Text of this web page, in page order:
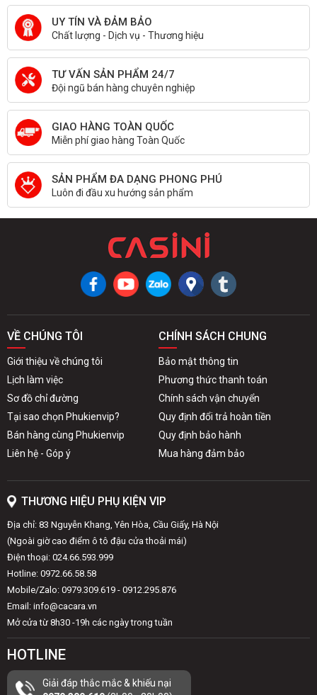
UY TÍN VÀ ĐẢM BẢO
Chất lượng - Dịch vụ - Thương hiệu
TƯ VẤN SẢN PHẨM 24/7
Đội ngũ bán hàng chuyên nghiệp
GIAO HÀNG TOÀN QUỐC
Miễn phí giao hàng Toàn Quốc
SẢN PHẨM ĐA DẠNG PHONG PHÚ
Luôn đi đầu xu hướng sản phẩm
VỀ CHÚNG TÔI
Giới thiệu về chúng tôi
Lịch làm việc
Sơ đồ chỉ đường
Tại sao chọn Phukienvip?
Bán hàng cùng Phukienvip
Liên hệ - Góp ý
CHÍNH SÁCH CHUNG
Bảo mật thông tin
Phương thức thanh toán
Chính sách vận chuyển
Quy định đổi trả hoàn tiền
Quy định bảo hành
Mua hàng đảm bảo
THƯƠNG HIỆU PHỤ KIỆN VIP
Địa chỉ: 83 Nguyễn Khang, Yên Hòa, Cầu Giấy, Hà Nội
(Ngoài giờ cao điểm ô tô đậu cửa thoải mái)
Điện thoại: 024.66.593.999
Hotline: 0972.66.58.58
Mobile/Zalo: 0979.309.619 - 0912.295.876
Email: info@cacara.vn
Mở cửa từ 8h30 -19h các ngày trong tuần
HOTLINE
Giải đáp thắc mắc & khiếu nại